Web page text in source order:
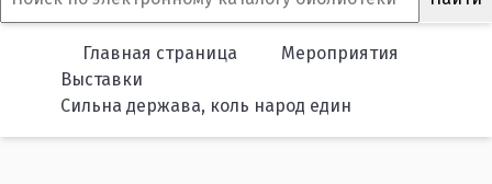
Главная страница
Мероприятия
Выставки
Сильна держава, коль народ един